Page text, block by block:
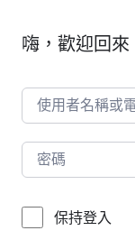
嗨，歡迎回來
保持登入